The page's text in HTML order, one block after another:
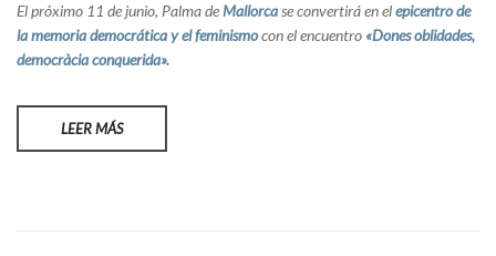
El próximo 11 de junio, Palma deMallorcase convertirá en elepicentro de
la memoria democrática y el feminismocon el encuentro «Dones oblidades,
democràcia conquerida».
LEER MÁS